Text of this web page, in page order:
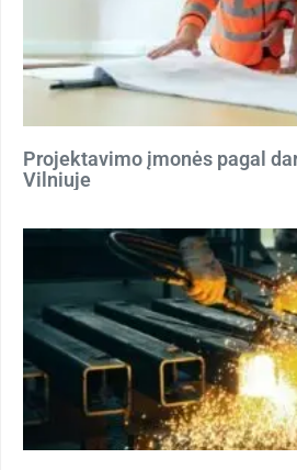
Projektavimo įmonės pagal
Vilniuje